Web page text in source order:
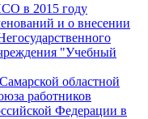
в 2015 году
и о внесении
"Учебный
областной
работников
Федерации в